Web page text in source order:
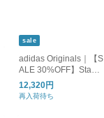
sale
adidas Originals｜【S
ALE 30%OFF】Stan
Smith GORE-TEX ス
タンスミス ゴアテッ
12,320円
再入荷待ち